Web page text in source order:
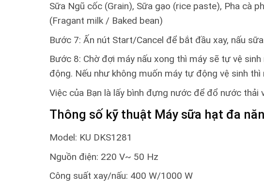
Sữa Ngũ cốc (Grain), Sữa gạo (rice paste), Pha cà
(Fragant milk / Baked bean)
Bước 7: Ấn nút Start/Cancel để bắt đầu xay, nấu
Bước 8: Chờ đợi máy nấu xong thì máy sẽ tự vệ
động. Nếu như không muốn máy tự động vệ sinh
Việc của Bạn là lấy bình đựng nước để đổ nước
Thông số kỹ thuật Máy sữa hạt đa
Model: KU DKS1281
Nguồn điện: 220 V~ 50 Hz
Công suất xay/nấu: 400 W/1000 W